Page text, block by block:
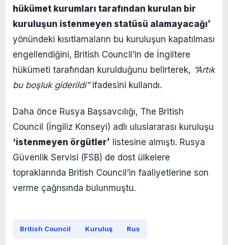
hükümet kurumları tarafından kurulan bir
kuruluşun istenmeyen statüsü alamayacağı’
yönündeki kısıtlamaların bu kuruluşun kapatılması
engellendiğini, British Council’in de İngiltere
hükümeti tarafından kurulduğunu belirterek, “Artık
bu boşluk giderildi”ifadesini kullandı.
Daha önce Rusya Başsavcılığı, The British
Council (İngiliz Konseyi) adlı uluslararası kuruluşu
‘istenmeyen örgütler’ listesine almıştı. Rusya
Güvenlik Servisi (FSB) de dost ülkelere
topraklarında British Council’in faaliyetlerine son
verme çağrısında bulunmuştu.
British Council Kuruluş Rus